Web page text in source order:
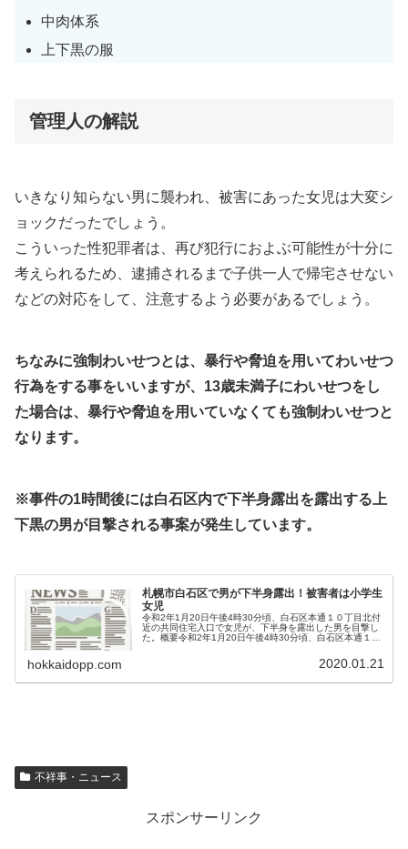
中肉体系
上下黒の服
管理人の解説
いきなり知らない男に襲われ、被害にあった女児は大変シ
ョックだったでしょう。
こういった性犯罪者は、再び犯行におよぶ可能性が十分に
考えられるため、逮捕されるまで子供一人で帰宅させない
などの対応をして、注意するよう必要があるでしょう。
ちなみに強制わいせつとは、暴行や脅迫を用いてわいせつ
行為をする事をいいますが、13歳未満子にわいせつをし
た場合は、暴行や脅迫を用いていなくても強制わいせつと
なります。
※事件の1時間後には白石区内で下半身露出を露出する上
下黒の男が目撃される事案が発生しています。
札幌市白石区で男が下半身露出！被害者は小学生
女児
令和2年1月20日午後4時30分頃、白石区本通１０丁目北付
近の共同住宅入口で女児が、下半身を露出した男を目撃し
た。概要令和2年1月20日午後4時30分頃、白石区本通１０
hokkaidopp.com 2020.01.21
不祥事・ニュース
スポンサーリンク